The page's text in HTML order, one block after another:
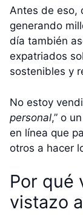
Antes de eso,
generando
día también
expatriados
sostenibles y
No estoy
personal,” o
en línea que
otros a hacer
Por qué
vistazo